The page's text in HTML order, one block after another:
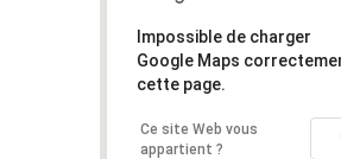
Impossible de charger
Google Maps
cette page.
Ce site Web vous
appartient ?